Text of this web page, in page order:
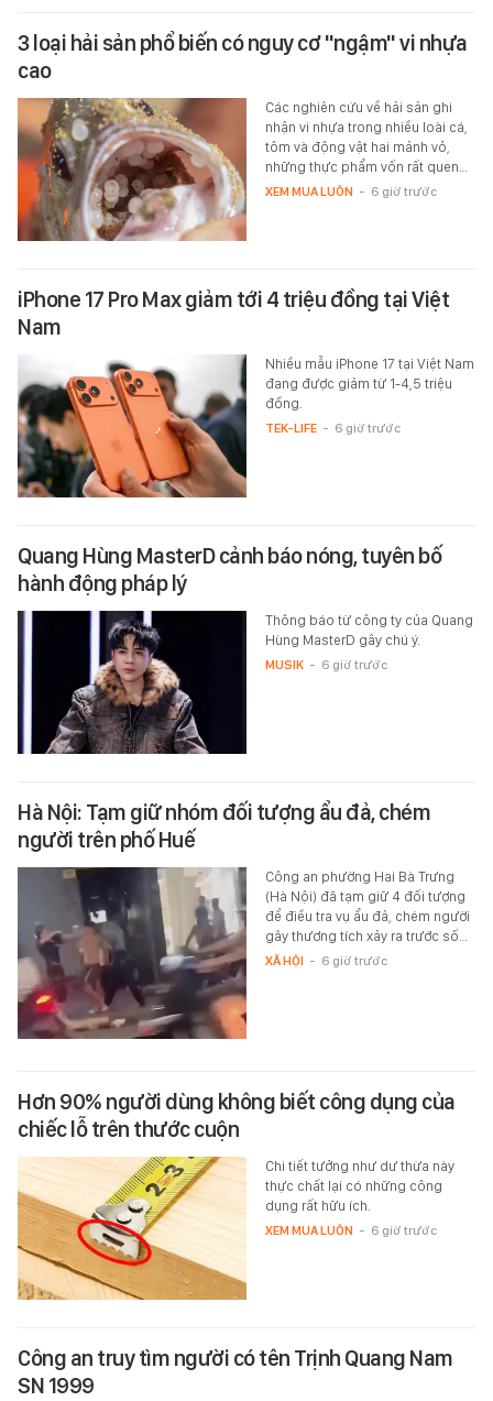
3 loại hải sản phổ biến có nguy cơ "ngậm" vi nhựa
cao
Các nghiên cứu về hải sản ghi
nhận vi nhựa trong nhiều loài cá,
tôm và động vật hai mảnh vỏ,
những thực phẩm vốn rất quen…
XEM MUA LUÔN - 6 giờ trước
iPhone 17 Pro Max giảm tới 4 triệu đồng tại Việt
Nam
Nhiều mẫu iPhone 17 tại Việt Nam
đang được giảm từ 1-4,5 triệu
đồng.
TEK-LIFE - 6 giờ trước
Quang Hùng MasterD cảnh báo nóng, tuyên bố
hành động pháp lý
Thông báo từ công ty của Quang
Hùng MasterD gây chú ý.
MUSIK - 6 giờ trước
Hà Nội: Tạm giữ nhóm đối tượng ẩu đả, chém
người trên phố Huế
Công an phường Hai Bà Trưng
(Hà Nội) đã tạm giữ 4 đối tượng
để điều tra vụ ẩu đả, chém người
gây thương tích xảy ra trước số…
XÃ HỘI - 6 giờ trước
Hơn 90% người dùng không biết công dụng của
chiếc lỗ trên thước cuộn
Chi tiết tưởng như dư thừa này
thực chất lại có những công
dụng rất hữu ích.
XEM MUA LUÔN - 6 giờ trước
Công an truy tìm người có tên Trịnh Quang Nam
SN 1999